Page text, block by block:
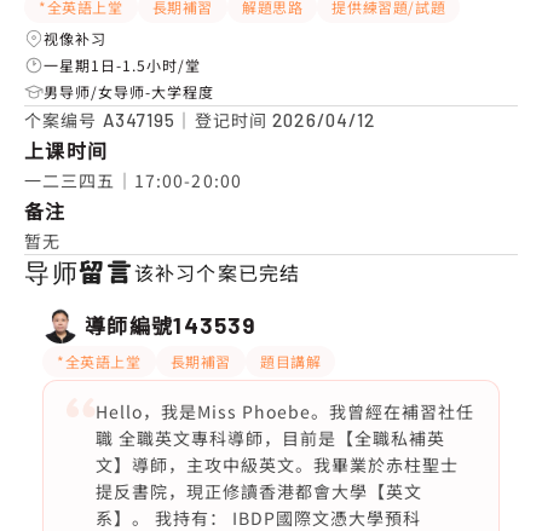
*全英語上堂 長期補習 解題思路
提供練習題/試題
视像补习
一星期1日-1.5小时/堂
男导师/女导师-大学程度
个案编号 A347195 ｜登记时间2026/04/12
上课时间
一二三四五｜17:00-20:00
备注
暂无
导师留言该补习个案已完结
導師編號143539
*全英語上堂 長期補習 題目講解
Hello，我是Miss Phoebe。我曾經在補習社任
職 全職英文專科導師，目前是【全職私補英
文】導師，主攻中級英文。我畢業於赤柱聖士
提反書院，現正修讀香港都會大學【英文
系】。 我持有： IBDP國際文憑大學預科